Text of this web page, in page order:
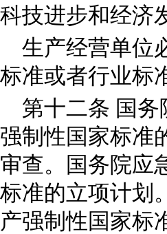
科技进步和经济
生产经营单位
标准或者行业标
第十二条 国
强制性国家标准
审查。国务院应
标准的立项计划
产强制性国家标